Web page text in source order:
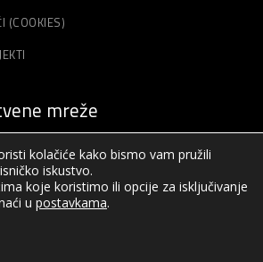
(COOKIES)
mreže
pridržana – Akord – 2019
kolačiće kako bismo vam pružili
iskustvo.
koje koristimo ili opcije za isključivanje
u postavkama.